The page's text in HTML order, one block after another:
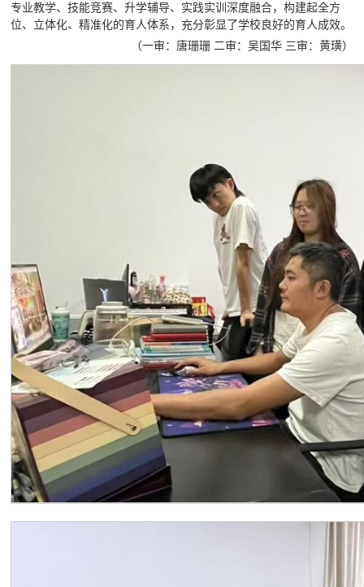
专业教学、技能竞赛、升学辅导、实践实训深度融合，构建起全方
位、立体化、精准化的育人体系，充分彰显了学校良好的育人成效。
（一审：唐珊珊 二审：吴国华 三审：黄璜）